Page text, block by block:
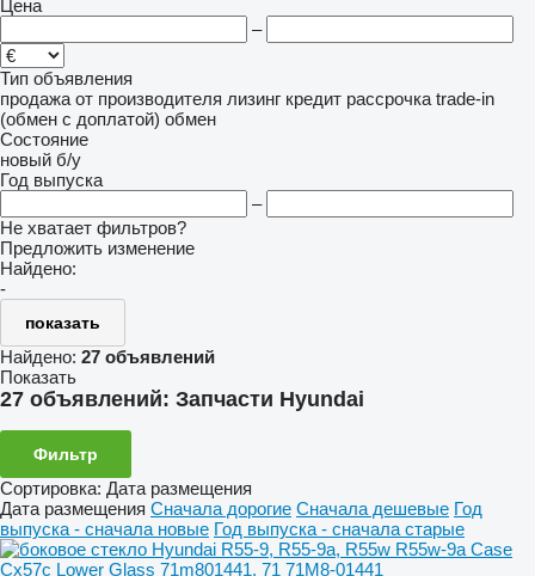
Цена
–
Тип объявления
продажа от производителя лизинг кредит рассрочка trade-in
(обмен с доплатой) обмен
Состояние
новый б/у
Год выпуска
–
Не хватает фильтров?
Предложить изменение
Найдено:
-
показать
Найдено: 27 объявлений
Показать
27 объявлений: Запчасти Hyundai
Фильтр
Сортировка: Дата размещения
Дата размещения Сначала дорогие Сначала дешевые Год
выпуска - сначала новые Год выпуска - сначала старые